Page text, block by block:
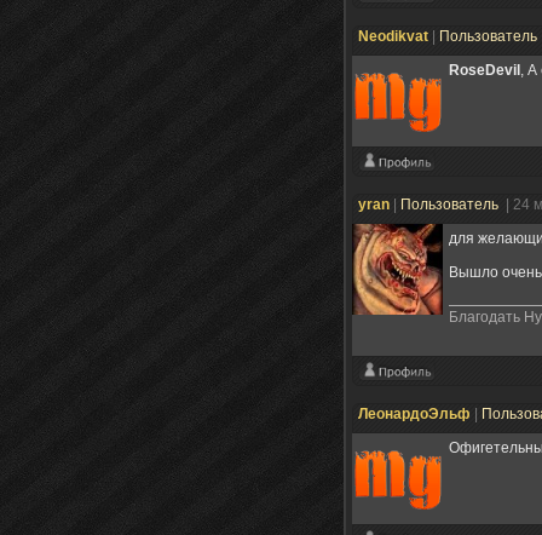
Neodikvat | Пользователь
RoseDevil, А
yran | Пользователь | 24
для
Вышло
Благодать
ЛеонардоЭльф |